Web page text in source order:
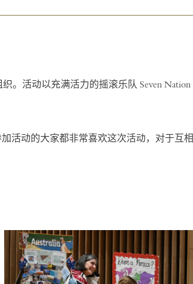
织。活动以充满活力的摇滚乐队 Seven Nation
活动的大家都非常喜欢这次活动，对于互相